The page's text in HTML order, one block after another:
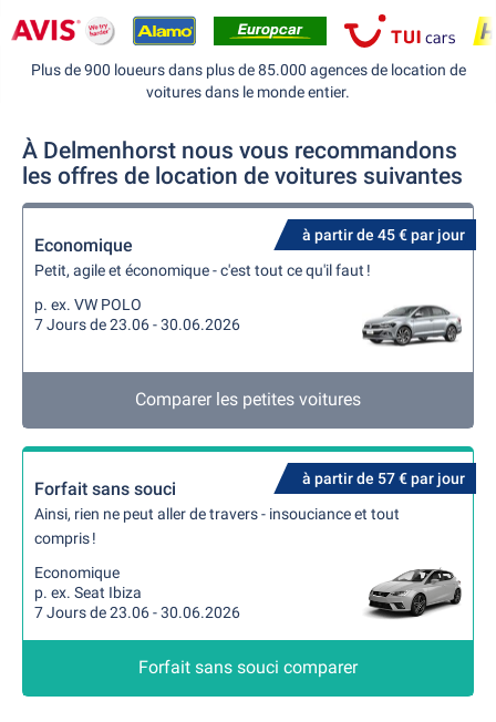
Plus de 900 loueurs dans plus de 85.000 agences de location de
voitures dans le monde entier.
À Delmenhorst nous vous recommandons
les offres de location de voitures suivantes
à partir de 45 € par jour
Economique
Petit, agile et économique - c'est tout ce qu'il faut !
p. ex. VW POLO
7 Jours de 23.06 - 30.06.2026
Comparer les petites voitures
à partir de 57 € par jour
Forfait sans souci
Ainsi, rien ne peut aller de travers - insouciance et tout
compris !
Economique
p. ex. Seat Ibiza
7 Jours de 23.06 - 30.06.2026
Forfait sans souci comparer